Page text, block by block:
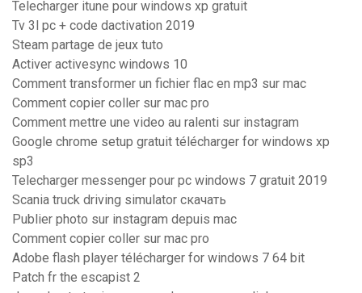
Telecharger itune pour windows xp gratuit
Tv 3l pc + code dactivation 2019
Steam partage de jeux tuto
Activer activesync windows 10
Comment transformer un fichier flac en mp3 sur mac
Comment copier coller sur mac pro
Comment mettre une video au ralenti sur instagram
Google chrome setup gratuit télécharger for windows xp
sp3
Telecharger messenger pour pc windows 7 gratuit 2019
Scania truck driving simulator скачать
Publier photo sur instagram depuis mac
Comment copier coller sur mac pro
Adobe flash player télécharger for windows 7 64 bit
Patch fr the escapist 2